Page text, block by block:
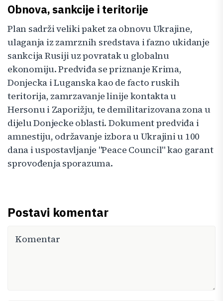
Obnova, sankcije i teritorije
Plan sadrži veliki paket za obnovu Ukrajine,
ulaganja iz zamrznih sredstava i fazno ukidanje
sankcija Rusiji uz povratak u globalnu
ekonomiju. Predviđa se priznanje Krima,
Donjecka i Luganska kao de facto ruskih
teritorija, zamrzavanje linije kontakta u
Hersonu i Zaporižju, te demilitarizovana zona u
dijelu Donjecke oblasti. Dokument predviđa i
amnestiju, održavanje izbora u Ukrajini u 100
dana i uspostavljanje "Peace Council" kao garant
sprovođenja sporazuma.
Postavi komentar